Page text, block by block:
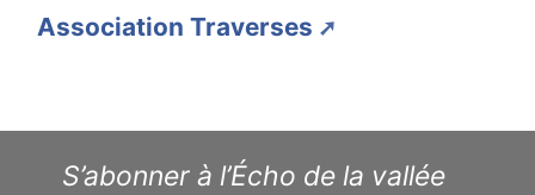
Association Traverses
S’abonner à l’Écho de la vallée